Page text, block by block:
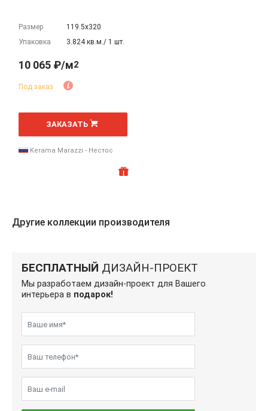
Размер
119.5х320
Упаковка
3.824 кв.м./ 1 шт.
10 065 ₽/м2
Под заказ
м
ЗАКАЗАТЬ
Kerama Marazzi - Нестос
Другие коллекции производителя
БЕСПЛАТНЫЙ ДИЗАЙН-ПРОЕКТ
Мы разработаем дизайн-проект для Вашего
интерьера в подарок!